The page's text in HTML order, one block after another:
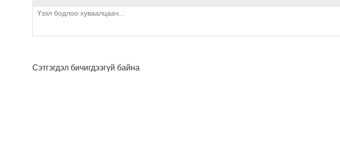
Сэтгэгдэл бичигдээгүй байна